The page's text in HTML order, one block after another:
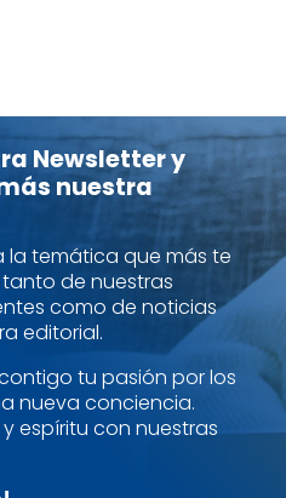
Newsletter y
nuestra
la temática que más te
de nuestras
como de noticias
editorial.
tu pasión por los
nueva conciencia.
espíritu con nuestras